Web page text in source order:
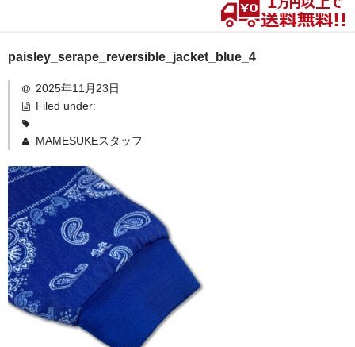
ホーム
MEXICO買い付け
新商品
全商品（ウェア）
Tシャツ
ロングTシャツ
ゲームシャツ
コーチジャケット
paisley_serape_reversible_jacket_blue_4
2025年11月23日
Filed under:
MAMESUKEスタッフ